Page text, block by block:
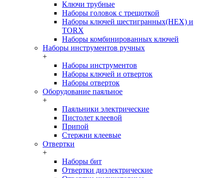
Ключи трубные
Наборы головок c трещоткой
Наборы ключей шестигранных(HEX) и
TORX
Наборы комбинированных ключей
Наборы инструментов ручных
+
Наборы инструментов
Наборы ключей и отверток
Наборы отверток
Оборудование паяльное
+
Паяльники электрические
Пистолет клеевой
Припой
Стержни клеевые
Отвертки
+
Наборы бит
Отвертки диэлектрические